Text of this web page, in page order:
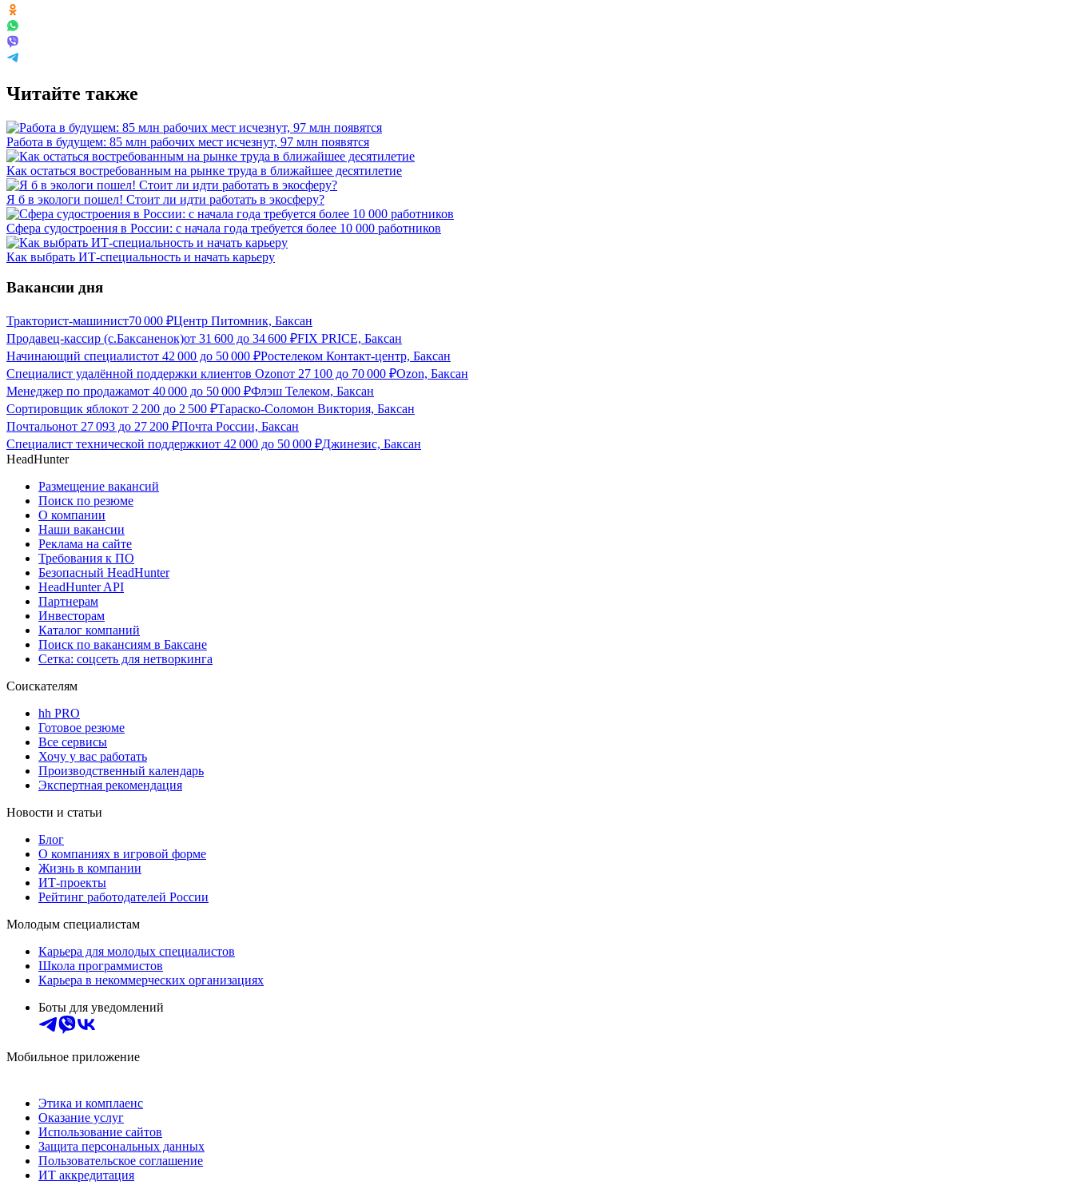
Читайте также
Работа в будущем: 85 млн рабочих мест исчезнут, 97 млн появятся
Как остаться востребованным на рынке труда в ближайшее десятилетие
Я б в экологи пошел! Стоит ли идти работать в экосферу?
Сфера судостроения в России: с начала года требуется более 10 000 работников
Как выбрать ИТ-специальность и начать карьеру
Вакансии дня
Тракторист-машинист70 000 ₽Центр Питомник, Баксан
Продавец-кассир (с.Баксаненок)от 31 600 до 34 600 ₽FIX PRICE, Баксан
Начинающий специалистот 42 000 до 50 000 ₽Ростелеком Контакт-центр, Баксан
Специалист удалённой поддержки клиентов Ozonот 27 100 до 70 000 ₽Ozon, Баксан
Менеджер по продажамот 40 000 до 50 000 ₽Флэш Телеком, Баксан
Сортировщик яблокот 2 200 до 2 500 ₽Тараско-Соломон Виктория, Баксан
Почтальонот 27 093 до 27 200 ₽Почта России, Баксан
Специалист технической поддержкиот 42 000 до 50 000 ₽Джинезис, Баксан
HeadHunter
Размещение вакансий
Поиск по резюме
О компании
Наши вакансии
Реклама на сайте
Требования к ПО
Безопасный HeadHunter
HeadHunter API
Партнерам
Инвесторам
Каталог компаний
Поиск по вакансиям в Баксане
Сетка: соцсеть для нетворкинга
Соискателям
hh PRO
Готовое резюме
Все сервисы
Хочу у вас работать
Производственный календарь
Экспертная рекомендация
Новости и статьи
Блог
О компаниях в игровой форме
Жизнь в компании
ИТ-проекты
Рейтинг работодателей России
Молодым специалистам
Карьера для молодых специалистов
Школа программистов
Карьера в некоммерческих организациях
Боты для уведомлений
Мобильное приложение
Этика и комплаенс
Оказание услуг
Использование сайтов
Защита персональных данных
Пользовательское соглашение
ИТ аккредитация